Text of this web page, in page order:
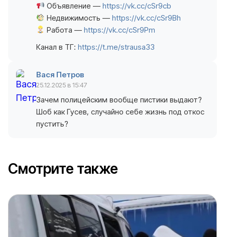
Объявление —https://vk.cc/cSr9cb
Недвижимость —https://vk.cc/cSr9Bh
Работа —https://vk.cc/cSr9Pm
Канал в ТГ: https://t.me/strausa33
Вася Петров
25.12.2025 в 15:47
Зачем полицейским вообще пистики выдают?
Шоб как Гусев, случайно себе жизнь под откос
пустить?
Смотрите также